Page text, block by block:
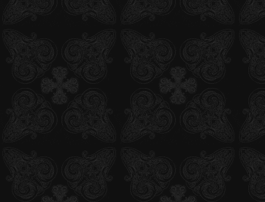
コメントムービー公開！
2012.04.18
「LIVE ACT 【舞台】キャスト情報追加公開！
2012.04.13
「LIVE ACT 青の祓魔師 ～魔神の落胤～」制作発表会ニ
コ生中継決定！
2012.03.31
劇場版「青の祓魔師」最新ビジュアル公開！
2012.03.27